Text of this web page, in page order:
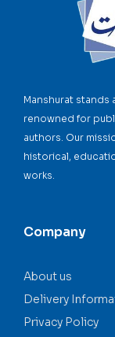
Manshurat stands
renowned for
authors. Our
historical,
works.
Company
About us
Delivery
Privacy Policy